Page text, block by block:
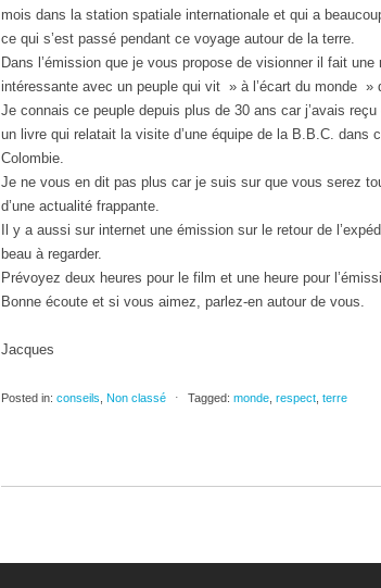
mois dans la station spatiale internationale et qui a
ce qui s’est passé pendant ce voyage autour de la terre.
Dans l’émission que je vous propose de visionner il fait
intéressante avec un peuple qui vit » à l’écart du monde »
Je connais ce peuple depuis plus de 30 ans car j’avais
un livre qui relatait la visite d’une équipe de la B.B.C. dans
Colombie.
Je ne vous en dit pas plus car je suis sur que vous serez
d’une actualité frappante.
Il y a aussi sur internet une émission sur le retour de
beau à regarder.
Prévoyez deux heures pour le film et une heure pour
Bonne écoute et si vous aimez, parlez-en autour de vous.
Jacques
Posted in: conseils Non classé ⋅ Tagged: monde respect terre